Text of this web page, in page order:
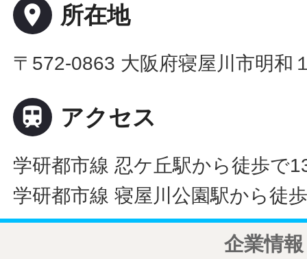
place 所在地
〒572-0863 大阪府寝屋川市明和
 アクセス
学研都市線 忍ケ丘駅から徒歩で
学研都市線 寝屋川公園駅から徒
企業情報